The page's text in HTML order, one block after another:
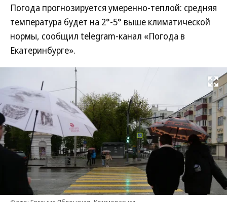
Погода прогнозируется умеренно-теплой: средняя
температура будет на 2°-5° выше климатической
нормы, сообщил telegram-канал «Погода в
Екатеринбурге».
Развернуть